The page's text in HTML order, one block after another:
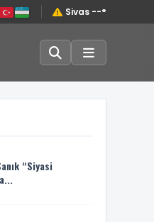
Sivas --°
“Siyasi